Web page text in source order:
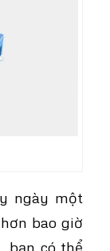
ngày một
bao giờ
bạn có thể